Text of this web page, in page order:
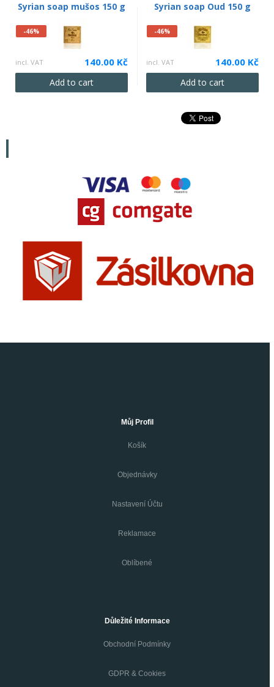
Syrian soap mušos 150 g
-46%
incl. VAT 140.00 Kč
Add to cart
Syrian soap Oud 150 g
-46%
incl. VAT 140.00 Kč
Add to cart
Můj Profil
Košík
Objednávky
Nastavení Účtu
Reklamace
Oblíbené
Důležité Informace
Obchodní Podmínky
GDPR & Cookies